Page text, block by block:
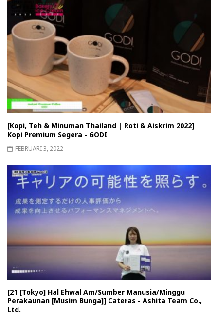
[Kopi, Teh & Minuman Thailand | Roti & Aiskrim 2022]
Kopi Premium Segera - GODI
FEBRUARI 3, 2022
[21 [Tokyo] Hal Ehwal Am/Sumber Manusia/Minggu
Perakaunan [Musim Bunga]] Cateras - Ashita Team Co.,
Ltd.